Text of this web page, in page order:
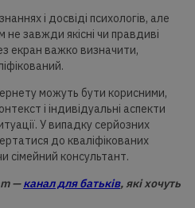
і досвіді психологів, але
завжди якісні чи правдиві
екран важко визначити,
можуть бути корисними,
і індивідуальні аспекти
У випадку серйозних
до кваліфікованих
сімейний консультант.
—канал для батьків, які хочуть